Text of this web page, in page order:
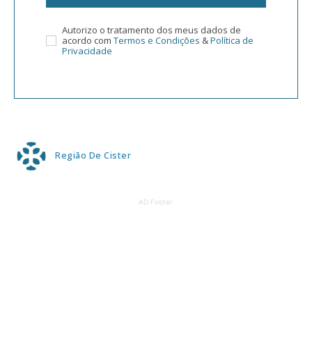
Autorizo o tratamento dos meus dados de
acordo com Termos e Condições &Política de
Privacidade
Região De Cister
AD Footer